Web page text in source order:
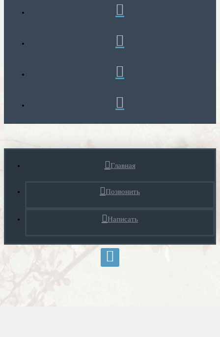
Главная
Позвонить
Написать